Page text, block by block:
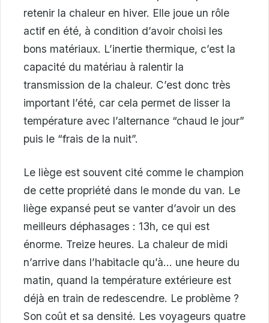
retenir la chaleur en hiver. Elle joue un rôle
actif en été, à condition d’avoir choisi les
bons matériaux. L’inertie thermique, c’est la
capacité du matériau à ralentir la
transmission de la chaleur. C’est donc très
important l’été, car cela permet de lisser la
température avec l’alternance “chaud le jour”
puis le “frais de la nuit”.
Le liège est souvent cité comme le champion
de cette propriété dans le monde du van. Le
liège expansé peut se vanter d’avoir un des
meilleurs déphasages : 13h, ce qui est
énorme. Treize heures. La chaleur de midi
n’arrive dans l’habitacle qu’à… une heure du
matin, quand la température extérieure est
déjà en train de redescendre. Le problème ?
Son coût et sa densité. Les voyageurs quatre